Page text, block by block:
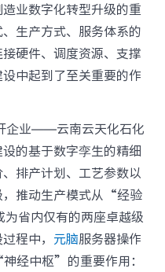
业数字化转型升级的重
生产方式、服务体系的
硬件、调度资源、支撑
中起到了至关重要的作
企业——云南云天化石化
的基于数字孪生的精细
排产计划、工艺参数以
，推动生产模式从“经验
省内仅有的两座卓越级
程中， 元脑服务器操作
经中枢”的重要作用：